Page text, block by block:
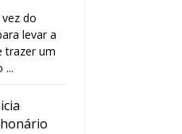
do
levar a
trazer um
...